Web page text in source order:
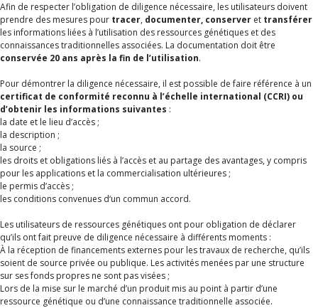
Afin de respecter l’obligation de diligence nécessaire, les utilisateurs doivent
prendre des mesures pour tracer, documenter, conserver et transférer
les informations liées à l’utilisation des ressources génétiques et des
connaissances traditionnelles associées. La documentation doit être
conservée 20 ans après la fin de l’utilisation.
Pour démontrer la diligence nécessaire, il est possible de faire référence à un
certificat de conformité reconnu à l’échelle international (CCRI) ou
d’obtenir les informations suivantes :
la date et le lieu d’accès ;
la description ;
la source ;
les droits et obligations liés à l’accès et au partage des avantages, y compris
pour les applications et la commercialisation ultérieures ;
le permis d’accès ;
les conditions convenues d‘un commun accord.
Les utilisateurs de ressources génétiques ont pour obligation de déclarer
qu’ils ont fait preuve de diligence nécessaire à différents moments :
À la réception de financements externes pour les travaux de recherche, qu’ils
soient de source privée ou publique. Les activités menées par une structure
sur ses fonds propres ne sont pas visées ;
Lors de la mise sur le marché d’un produit mis au point à partir d’une
ressource génétique ou d’une connaissance traditionnelle associée.